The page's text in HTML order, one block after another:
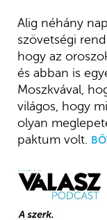
Alig néhány
szövetségi
hogy az
és abban is
Moszkvával,
világos, hogy
olyan
paktum volt.